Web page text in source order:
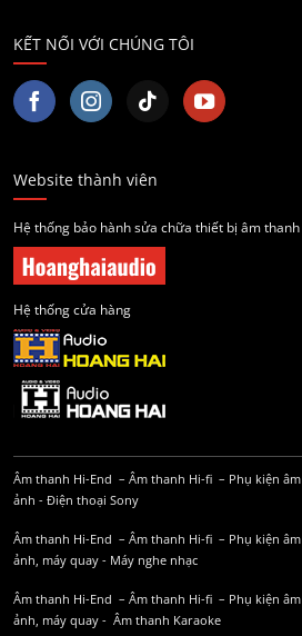
KẾT NỐI VỚI CHÚNG TÔI
Website thành viên
Hệ thống bảo hành sửa chữa thiết bị âm thanh
Hệ thống cửa hàng
Âm thanh Hi-End – Âm thanh Hi-fi – Phụ kiện
ảnh - Điện thoại Sony
Âm thanh Hi-End – Âm thanh Hi-fi – Phụ kiện
ảnh, máy quay - Máy nghe nhạc
Âm thanh Hi-End – Âm thanh Hi-fi – Phụ kiện
ảnh, máy quay - Âm thanh Karaoke